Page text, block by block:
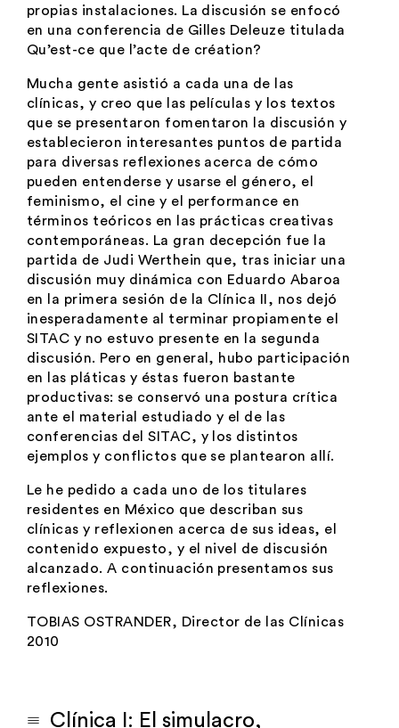
propias instalaciones. La discusión se enfocó
en una conferencia de Gilles Deleuze titulada
Qu’est-ce que l’acte de création?
Mucha gente asistió a cada una de las
clínicas, y creo que las películas y los textos
que se presentaron fomentaron la discusión y
establecieron interesantes puntos de partida
para diversas reflexiones acerca de cómo
pueden entenderse y usarse el género, el
feminismo, el cine y el performance en
términos teóricos en las prácticas creativas
contemporáneas. La gran decepción fue la
partida de Judi Werthein que, tras iniciar una
discusión muy dinámica con Eduardo Abaroa
en la primera sesión de la Clínica II, nos dejó
inesperadamente al terminar propiamente el
SITAC y no estuvo presente en la segunda
discusión. Pero en general, hubo participación
en las pláticas y éstas fueron bastante
productivas: se conservó una postura crítica
ante el material estudiado y el de las
conferencias del SITAC, y los distintos
ejemplos y conflictos que se plantearon allí.
Le he pedido a cada uno de los titulares
residentes en México que describan sus
clínicas y reflexionen acerca de sus ideas, el
contenido expuesto, y el nivel de discusión
alcanzado. A continuación presentamos sus
reflexiones.
TOBIAS OSTRANDER, Director de las Clínicas
2010
Clínica I: El simulacro,